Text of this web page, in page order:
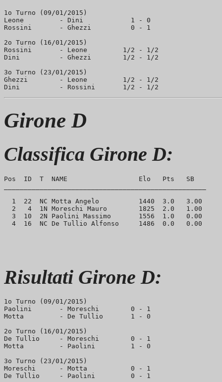
1o Turno (09/01/2015)
Leone         - Dini            1 - 0
Rossini       - Ghezzi          0 - 1
2o Turno (16/01/2015)
Rossini       - Leone         1/2 - 1/2
Dini          - Ghezzi        1/2 - 1/2
3o Turno (23/01/2015)
Ghezzi        - Leone         1/2 - 1/2
Girone D
Classifica Girone D:
Pos  ID  T  NAME                  Elo   Pts   SB
1  22  NC Motta Angelo          1440  3.0
  2   4  1N Moreschi Mauro        1825  2.0   1.00
  3  10  2N Paolini Massimo       1556  1.0   0.00
Risultati Girone D:
1o Turno (09/01/2015)
Paolini       - Moreschi        0 - 1
Motta         - De Tullio       1 - 0
2o Turno (16/01/2015)
De Tullio     - Moreschi        0 - 1
Motta         - Paolini         1 - 0
3o Turno (23/01/2015)
Moreschi      - Motta           0 - 1